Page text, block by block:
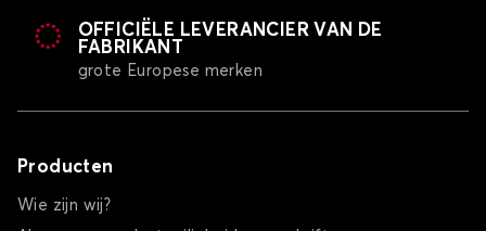
OFFICIËLE LEVERANCIER VAN DE
FABRIKANT
grote Europese merken
Producten
Wie zijn wij?